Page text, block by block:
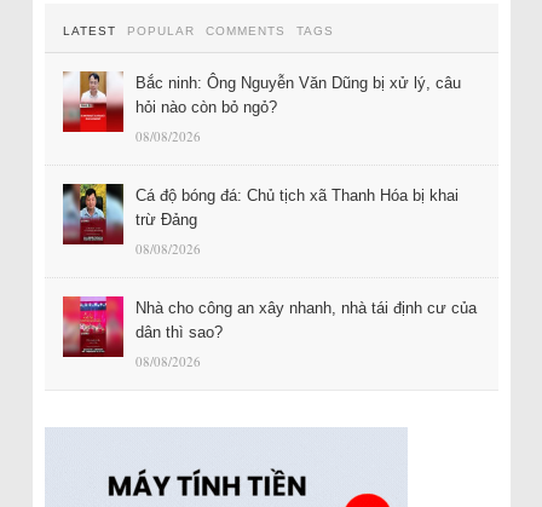
LATEST POPULAR COMMENTS TAGS
Bắc ninh: Ông Nguyễn Văn Dũng bị xử lý, câu
hỏi nào còn bỏ ngỏ?
08/08/2026
Cá độ bóng đá: Chủ tịch xã Thanh Hóa bị khai
trừ Đảng
08/08/2026
Nhà cho công an xây nhanh, nhà tái định cư của
dân thì sao?
08/08/2026